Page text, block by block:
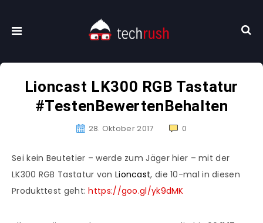
Lioncast LK300 RGB Tastatur
#TestenBewertenBehalten
28. Oktober 2017 0
Sei kein Beutetier – werde zum Jäger hier – mit der
LK300 RGB Tastatur von Lioncast, die 10-mal in diesen
Produkttest geht:https://goo.gl/yk9dMK